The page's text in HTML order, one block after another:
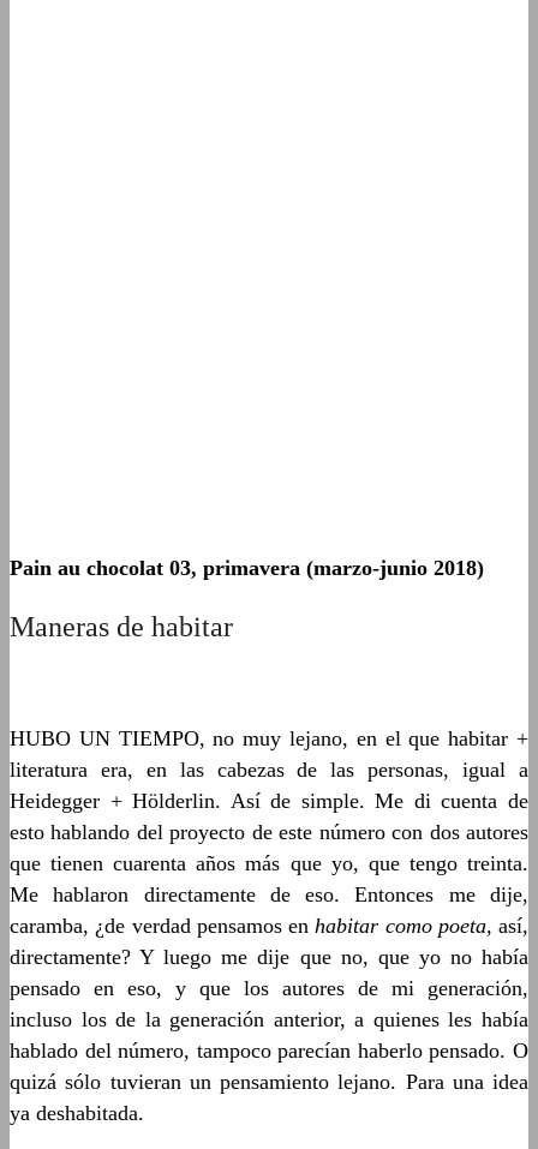
Pain au chocolat 03, primavera (marzo-junio 2018)
Maneras de habitar
HUBO UN TIEMPO, no muy lejano, en el que habitar +
literatura era, en las cabezas de las personas, igual a
Heidegger + Hölderlin. Así de simple. Me di cuenta de
esto hablando del proyecto de este número con dos autores
que tienen cuarenta años más que yo, que tengo treinta.
Me hablaron directamente de eso. Entonces me dije,
caramba, ¿de verdad pensamos en habitar como poeta, así,
directamente? Y luego me dije que no, que yo no había
pensado en eso, y que los autores de mi generación,
incluso los de la generación anterior, a quienes les había
hablado del número, tampoco parecían haberlo pensado. O
quizá sólo tuvieran un pensamiento lejano. Para una idea
ya deshabitada.